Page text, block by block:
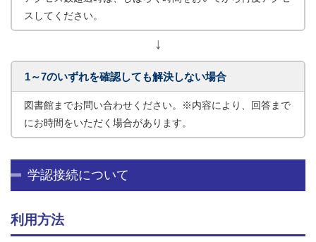
スしてください。
↓
1～7のいずれを確認しても解決しない場合
図書館までお問い合わせください。※内容により、回答まで
にお時間をいただく場合があります。
学認接続について
利用方法